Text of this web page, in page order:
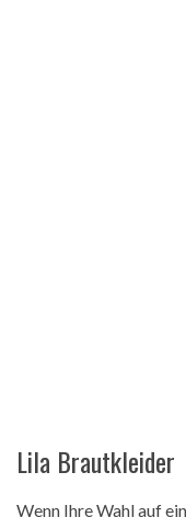
Lila Brautkleider
Wenn Ihre Wahl auf